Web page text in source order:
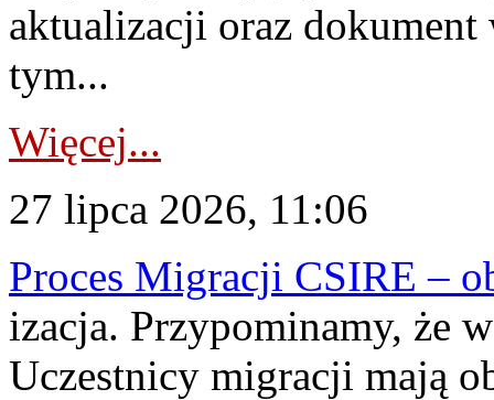
aktualizacji oraz
tym...
Więcej...
27 lipca 2026, 11:06
Proces Migracji CSIRE –
izacja. Przypominamy, że
Uczestnicy migracji mają